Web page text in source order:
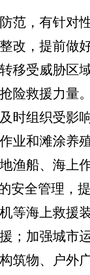
，有针对
改，提前做
移受威胁区
险救援力量
时组织受影
业和滩涂养
渔船、海上
安全管理，
等海上救援
；加强城市
筑物、户外